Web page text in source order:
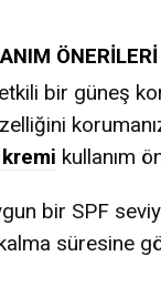
ÖNERİLERİ
bir güneş
kullanım
bir SPF
süresine